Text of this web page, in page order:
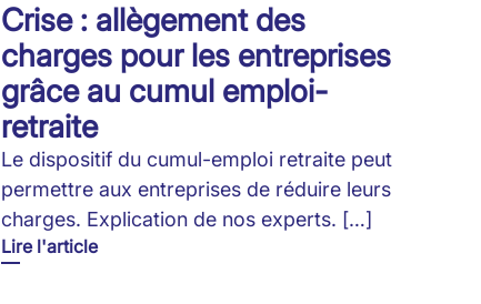
Crise : allègement des
charges pour les entreprises
grâce au cumul emploi-
retraite
Le dispositif du cumul-emploi retraite peut
permettre aux entreprises de réduire leurs
charges. Explication de nos experts. […]
Lire l'article